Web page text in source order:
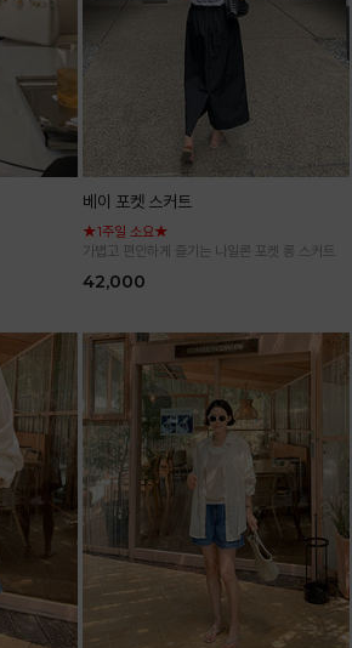
베이 포켓 스커트
★1주일 소요★
가볍고 편안하게 즐기는 나일론 포켓 롱 스커트
42,000